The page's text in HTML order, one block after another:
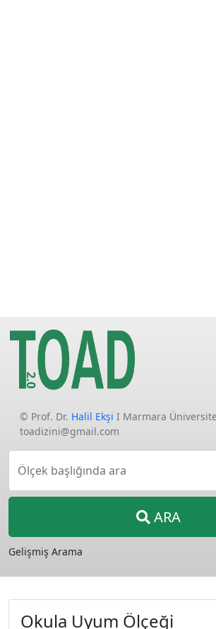
© Prof. Dr. Halil Ekşi I Marmara
toadizini@gmail.com
Ölçek başlığında ara
ARA
Gelişmiş Arama
Okula Uyum Ölçeği